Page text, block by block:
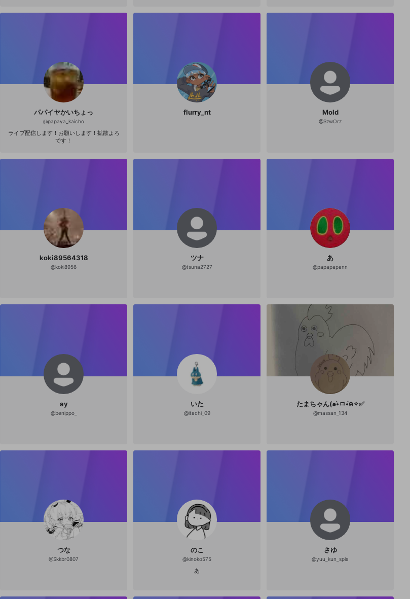
パパイヤかいちょっ
@papaya_kaicho
ライブ配信します！お願いします！拡散よろ
です！
flurry_nt Mold
@SzwOrz
koki89564318
@koki8956
ツナ
@tsuna2727
あ
@papapapann
ay
@benippo_
いた
@itachi_09
たまちゃん(๑•̀ㅁ•́ฅ✧✅
@massan_134
つな
@Skkbr0807
のこ
@kinoko575
あ
さゆ
@yuu_kun_spla